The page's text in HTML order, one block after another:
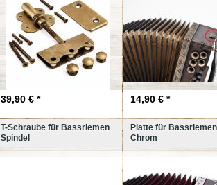
39,90 € * 14,90 € *
T-Schraube für Bassriemen
Spindel
Platte für
Chrom